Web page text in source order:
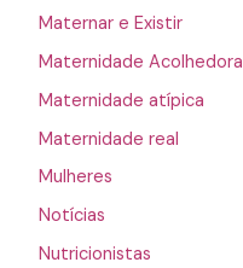
Maternar e Existir
Maternidade Acolhedora
Maternidade atípica
Maternidade real
Mulheres
Notícias
Nutricionistas